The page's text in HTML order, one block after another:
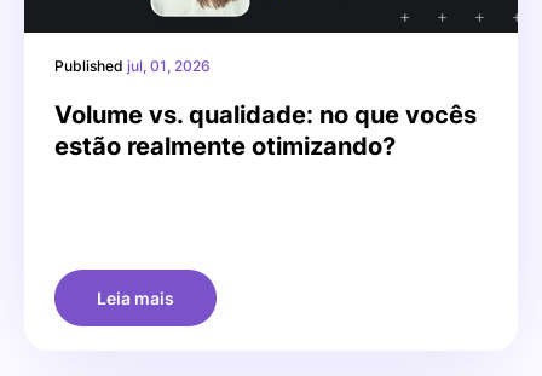
Published jul, 01, 2026
Volume vs. qualidade: no que vocês
estão realmente otimizando?
Leia mais